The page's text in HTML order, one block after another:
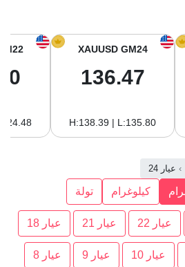
XAUUSD GM24
136.47
H:138.39 | L:135.80
عيار 24
كيلوغرام تولة
عيار 22 عيار 21 عيار 18
عيار 10 عيار 9 عيار 8